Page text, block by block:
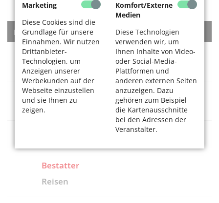
Marketing
Diese Cookies sind die
Grundlage für unsere
Einnahmen. Wir nutzen
Drittanbieter-
Technologien, um
Anzeigen unserer
Werbekunden auf der
Webseite einzustellen
und sie Ihnen zu
zeigen.
Komfort/Externe
Medien
Diese Technologien
verwenden wir, um
Ihnen Inhalte von Video-
oder Social-Media-
Plattformen und
anderen externen Seiten
anzuzeigen. Dazu
gehören zum Beispiel
die Kartenausschnitte
bei den Adressen der
Veranstalter.
KATEGORIEN
Rat + Tat
Gesundheitsversorgung
Bestatter
Reisen